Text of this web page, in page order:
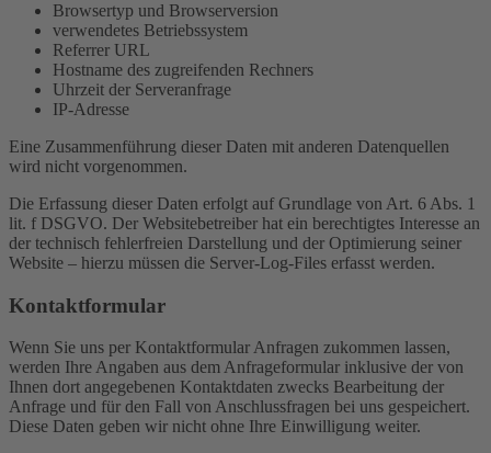
Browsertyp und Browserversion
verwendetes Betriebssystem
Referrer URL
Hostname des zugreifenden Rechners
Uhrzeit der Serveranfrage
IP-Adresse
Eine Zusammenführung dieser Daten mit anderen Datenquellen
wird nicht vorgenommen.
Die Erfassung dieser Daten erfolgt auf Grundlage von Art. 6 Abs. 1
lit. f DSGVO. Der Websitebetreiber hat ein berechtigtes Interesse an
der technisch fehlerfreien Darstellung und der Optimierung seiner
Website – hierzu müssen die Server-Log-Files erfasst werden.
Kontaktformular
Wenn Sie uns per Kontaktformular Anfragen zukommen lassen,
werden Ihre Angaben aus dem Anfrageformular inklusive der von
Ihnen dort angegebenen Kontaktdaten zwecks Bearbeitung der
Anfrage und für den Fall von Anschlussfragen bei uns gespeichert.
Diese Daten geben wir nicht ohne Ihre Einwilligung weiter.